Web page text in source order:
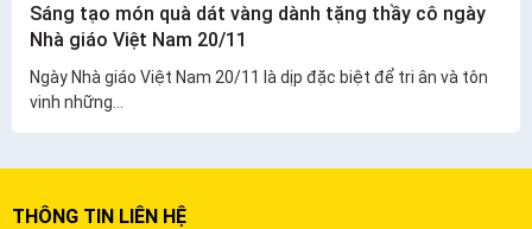
Sáng tạo món quà dát vàng dành tặng thầy cô ngày
Nhà giáo Việt Nam 20/11
Ngày Nhà giáo Việt Nam 20/11 là dịp đặc biệt để tri ân và tôn
vinh những...
THÔNG TIN LIÊN HỆ